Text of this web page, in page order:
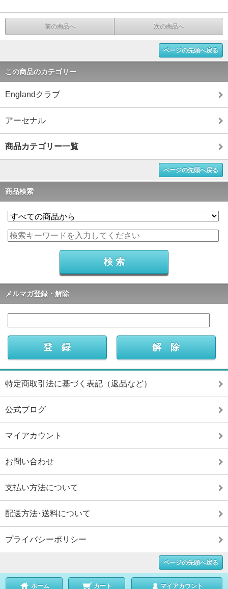
前の商品へ 次の商品へ
ページの先頭へ戻る
この商品のカテゴリー
Englandクラブ
アーセナル
商品カテゴリー一覧
ページの先頭へ戻る
商品検索
メルマガ登録・解除
特定商取引法に基づく表記（返品など）
公式ブログ
マイアカウント
お問い合わせ
支払い方法について
配送方法･送料について
プライバシーポリシー
ページの先頭へ戻る
ホーム カート マイアカウント